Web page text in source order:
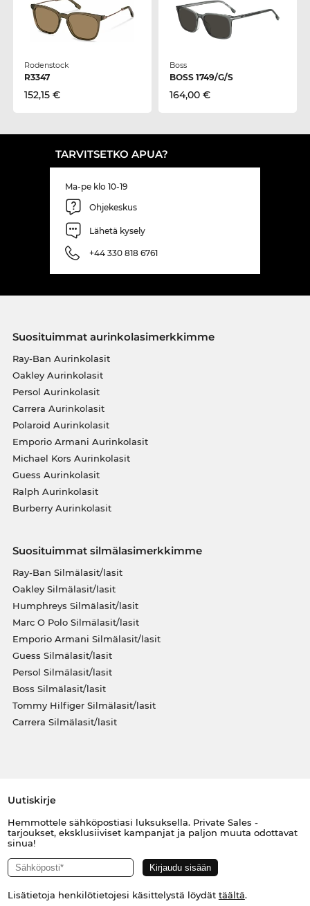
Rodenstock
R3347
152,15 €
Boss
BOSS 1749/G/S
164,00 €
TARVITSETKO APUA?
Ma-pe klo 10-19
Ohjekeskus
Lähetä kysely
+44 330 818 6761
Suosituimmat aurinkolasimerkkimme
Ray-Ban Aurinkolasit
Oakley Aurinkolasit
Persol Aurinkolasit
Carrera Aurinkolasit
Polaroid Aurinkolasit
Emporio Armani Aurinkolasit
Michael Kors Aurinkolasit
Guess Aurinkolasit
Ralph Aurinkolasit
Burberry Aurinkolasit
Suosituimmat silmälasimerkkimme
Ray-Ban Silmälasit/lasit
Oakley Silmälasit/lasit
Humphreys Silmälasit/lasit
Marc O Polo Silmälasit/lasit
Emporio Armani Silmälasit/lasit
Guess Silmälasit/lasit
Persol Silmälasit/lasit
Boss Silmälasit/lasit
Tommy Hilfiger Silmälasit/lasit
Carrera Silmälasit/lasit
Uutiskirje
Hemmottele sähköpostiasi luksuksella. Private Sales -
tarjoukset, eksklusiiviset kampanjat ja paljon muuta odottavat
sinua!
Lisätietoja henkilötietojesi käsittelystä löydät täältä.